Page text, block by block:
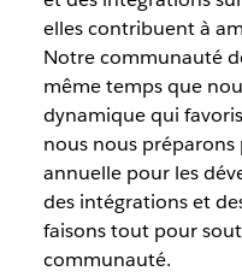
elles contribuent à
Notre communauté
même temps que
dynamique qui
nous nous préparons
annuelle pour les
des intégrations et
faisons tout pour
communauté.